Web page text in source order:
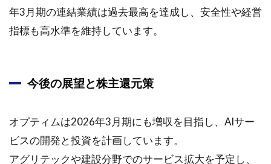
年3月期の連結業績は過去最高を達成し、安全性や経営
指標も高水準を維持しています。
今後の展望と株主還元策
オプティムは2026年3月期にも増収を目指し、AIサー
ビスの開発と投資を計画しています。
アグリテックや建設分野でのサービス拡大を予定し、